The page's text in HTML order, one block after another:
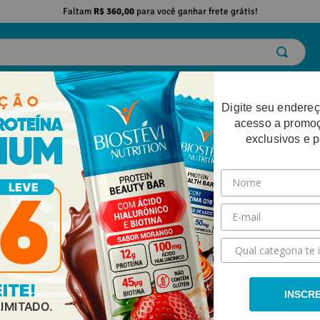
Faltam R$ 360,00para você ganhar frete grátis!
EMAGRECIMENTO DESEMPENHO FÍSICO
Digite seu
acesso a
exclusivos e